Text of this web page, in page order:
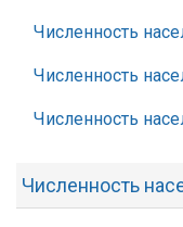
Численность
Численность
Численность
Численность